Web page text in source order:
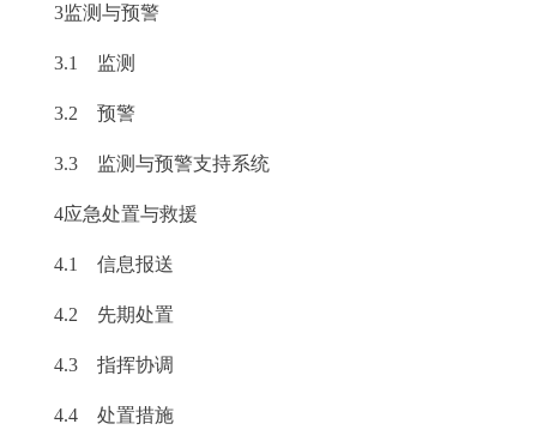
3监测与预警
3.1 监测
3.2 预警
3.3 监测与预警支持系统
4应急处置与救援
4.1 信息报送
4.2 先期处置
4.3 指挥协调
4.4 处置措施